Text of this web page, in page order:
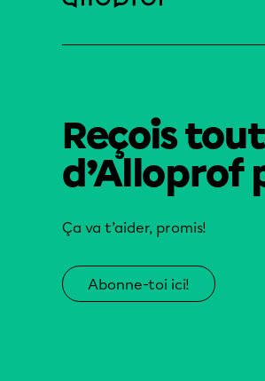
Reçois
d’Alloprof
Ça va t’aider, promis!
Abonne-toi ici!